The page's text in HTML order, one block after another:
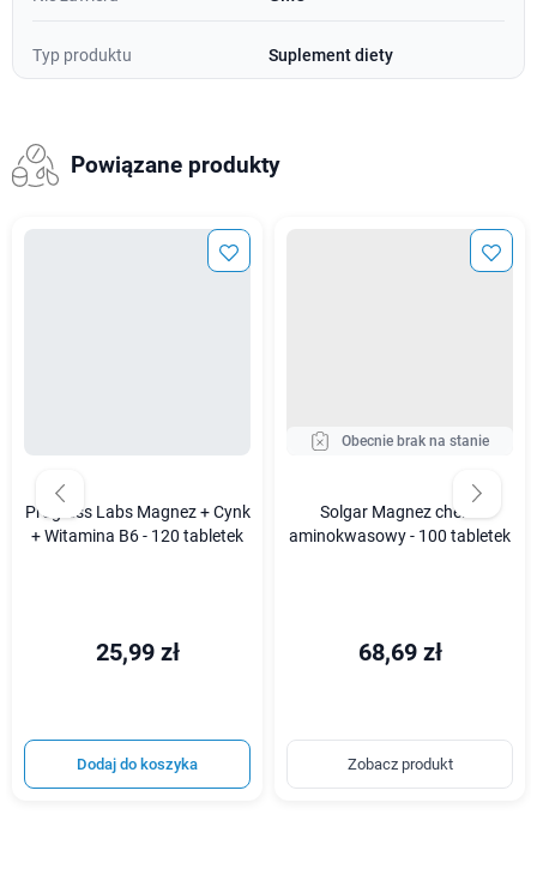
Typ produktu Suplement diety
Powiązane produkty
Progress Labs Magnez + Cynk
+ Witamina B6 - 120 tabletek
25,99 zł
Dodaj do koszyka
Obecnie brak na stanie
Solgar Magnez chelat
aminokwasowy - 100 tabletek
68,69 zł
Zobacz produkt